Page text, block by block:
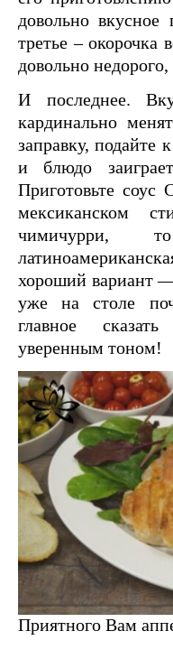
довольно
третье – окорочка
довольно
И последнее.
кардинально
заправку, подайте
и блюдо
Приготовьте соус
мексиканском
хороший вариант
уже на столе
главное
уверенным тоном!
Приятного Вам